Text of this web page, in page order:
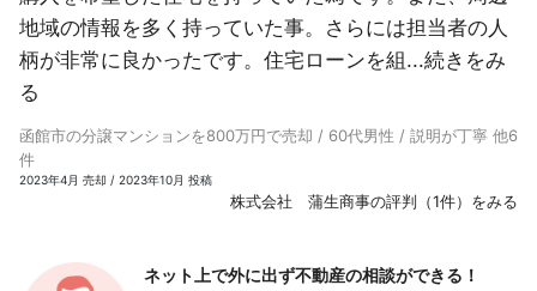
地域の情報を多く持っていた事。さらには担当者の人
柄が非常に良かったです。住宅ローンを組...続きをみ
る
函館市の分譲マンションを800万円で売却 / 60代男性 / 説明が丁寧 他6
件
2023年4月 売却 / 2023年10月 投稿
株式会社 蒲生商事の評判（1件）をみる
ネット上で外に出ず不動産の相談ができる！